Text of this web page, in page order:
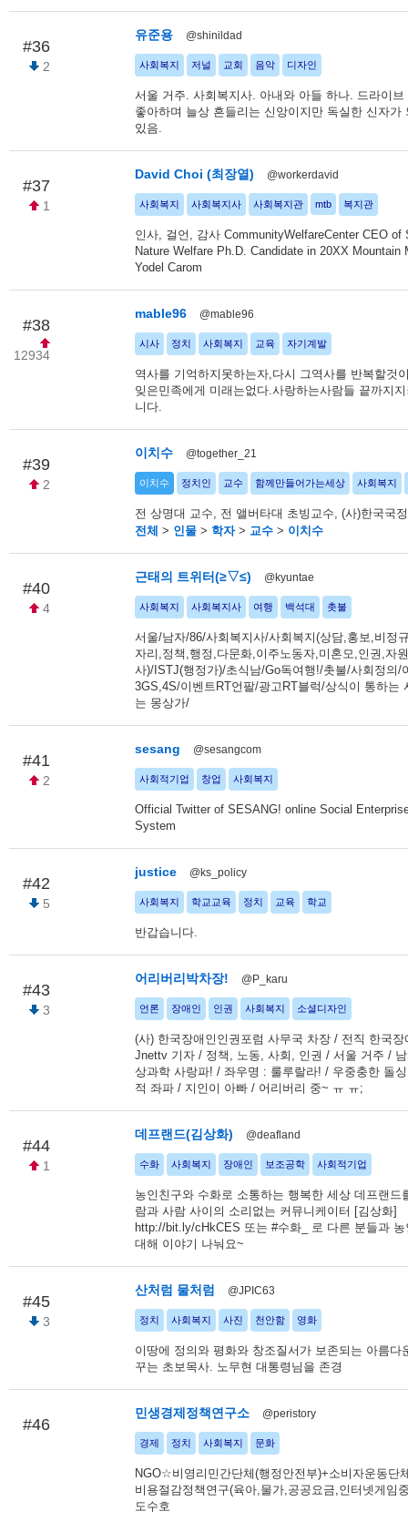
#36
2
유준용 @shinildad
사회복지 저널 교회 음악 디자인
서울 거주. 사회복지사. 아내와 아들 하나. 드라이브
좋아하며 늘상 흔들리는 신앙이지만 독실한 신자가
있음.
#37
1
David Choi (최장열) @workerdavid
사회복지 사회복지사 사회복지관 mtb 복지관
인사, 걸언, 감사 CommunityWelfareCenter CEO of
Nature Welfare Ph.D. Candidate in 20XX Mountain
Yodel Carom
#38
12934
mable96 @mable96
시사 정치 사회복지 교육 자기계발
역사를 기억하지못하는자,다시 그역사를 반복할것
잊은민족에게 미래는없다.사랑하는사람들 끝까지
니다.
#39
2
이치수 @together_21
이치수 정치인 교수 함께만들어가는세상 사회복지
전 상명대 교수, 전 앨버타대 초빙교수, (사)한국국
전체 > 인물 > 학자> 교수 > 이치수
#40
4
근태의 트위터(≥▽≤) @kyuntae
사회복지 사회복지사 여행 백석대 촛불
서울/남자/86/사회복지사/사회복지(상담,홍보,비정
자리,정책,행정,다문화,이주노동자,미혼모,인권,자
사)/ISTJ(행정가)/초식남/Go독여행!/촛불/사회정의/
3GS,4S/이벤트RT언팔/광고RT블럭/상식이 통하는
는 몽상가/
#41
2
sesang @sesangcom
사회적기업 창업 사회복지
Official Twitter of SESANG! online Social
System
#42
5
justice @ks_policy
사회복지 학교교육 정치 교육 학교
반갑습니다.
#43
3
어리버리박차장! @P_karu
언론 장애인 인권 사회복지 소셜디자인
(사) 한국장애인인권포럼 사무국 차장 / 전직 한국장
Jnettv 기자 / 정책, 노동, 사회, 인권 / 서울 거주 /
상과학 사랑파! / 좌우명 : 룰루랄라! / 우중충한 돌
적 좌파 / 지인이 아빠 / 어리버리 중~ ㅠ ㅠ;
#44
1
데프랜드(김상화) @deafland
수화 사회복지 장애인 보조공학 사회적기업
농인친구와 수화로 소통하는 행복한 세상 데프랜드
람과 사람 사이의 소리없는 커뮤니케이터 [김상화]
http://bit.ly/cHkCES 또는 #수화_ 로 다른 분들과
대해 이야기 나눠요~
#45
3
산처럼 물처럼 @JPIC63
정치 사회복지 사진 천안함 영화
이땅에 정의와 평화와 창조질서가 보존되는 아름다
꾸는 초보목사. 노무현 대통령님을 존경
#46
민생경제정책연구소 @peristory
경제 정치 사회복지 문화
NGO☆비영리민간단체(행정안전부)+소비자운동단
비용절감정책연구(육아,물가,공공요금,인터넷게임
도수호